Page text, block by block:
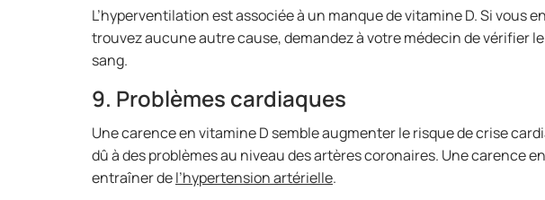
L’hyperventilation est associée à un manque de vitamine D. Si vous
trouvez aucune autre cause, demandez à votre médecin de vérifier
sang.
9. Problèmes cardiaques
Une carence en vitamine D semble augmenter le risque de crise
dû à des problèmes au niveau des artères coronaires. Une carence
entraîner del’hypertension artérielle.